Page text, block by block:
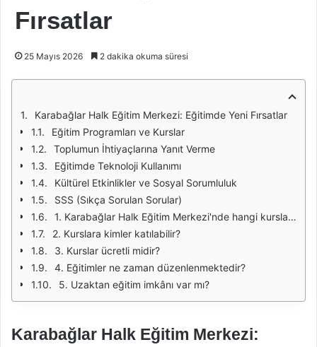
Fırsatlar
25 Mayıs 2026 2 dakika okuma süresi
Karabağlar Halk Eğitim Merkezi: Eğitimde Yeni Fırsatlar
Eğitim Programları ve Kurslar
Toplumun İhtiyaçlarına Yanıt Verme
Eğitimde Teknoloji Kullanımı
Kültürel Etkinlikler ve Sosyal Sorumluluk
SSS (Sıkça Sorulan Sorular)
1. Karabağlar Halk Eğitim Merkezi'nde hangi kurslar bulunmaktadır?
2. Kurslara kimler katılabilir?
3. Kurslar ücretli midir?
4. Eğitimler ne zaman düzenlenmektedir?
5. Uzaktan eğitim imkânı var mı?
Karabağlar Halk Eğitim Merkezi: